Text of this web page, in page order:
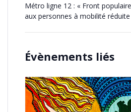
Métro ligne 12 : « Front
aux personnes à mobilité réduite
Évènements liés